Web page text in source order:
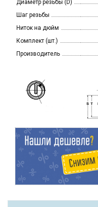
Диаметр резьбы (D)
Шаг резьбы
Ниток на дюйм
Комплект (шт.)
Производитель